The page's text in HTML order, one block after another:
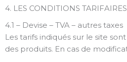
4. LES CONDITIONS TARIFAIRES
4.1 – Devise – TVA – autres taxes
Les tarifs indiqués sur le site
des produits. En cas de